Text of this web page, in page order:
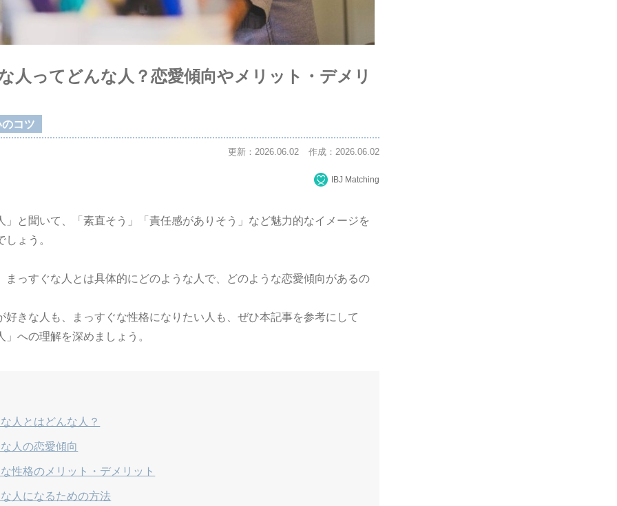
人ってどんな人？恋愛傾向やメリット・デメリ
コツ
更新：2026.06.02 作成：2026.06.02
IBJ Matching
」と聞いて、「素直そう」「責任感がありそう」など魅力的なイメージを
ょう。
まっすぐな人とは具体的にどのような人で、どのような恋愛傾向があるの
好きな人も、まっすぐな性格になりたい人も、ぜひ本記事を参考にして
」への理解を深めましょう。
人とはどんな人？
人の恋愛傾向
性格のメリット・デメリット
人になるための方法